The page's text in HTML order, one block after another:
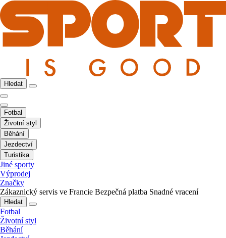
Hledat
Fotbal
Životní styl
Běhání
Jezdectví
Turistika
Jiné sporty
Výprodej
Značky
Zákaznický servis ve Francie Bezpečná platba Snadné vracení
Hledat
Fotbal
Životní styl
Běhání